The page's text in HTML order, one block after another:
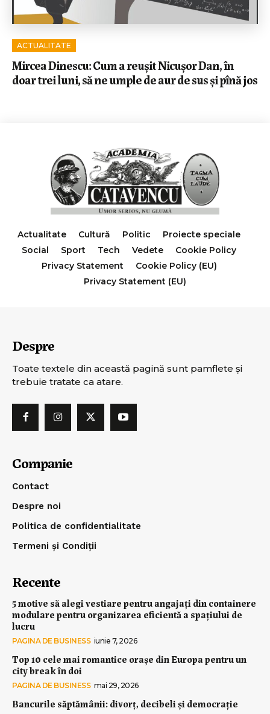
ACTUALITATE
Mircea Dinescu: Cum a reușit Nicușor Dan, în
doar trei luni, să ne umple de aur de sus și pînă jos
Actualitate Cultură Politic
Proiecte speciale
Social
Sport Tech Vedete
Cookie Policy
Privacy Statement
Cookie Policy (EU)
Privacy Statement (EU)
Despre
Toate textele din această pagină sunt pamflete şi
trebuie tratate ca atare.
Companie
Contact
Despre noi
Politica de confidentialitate
Termeni și Condiții
Recente
5 motive să alegi vestiare pentru angajați din containere
modulare pentru organizarea eficientă a spațiului de
lucru
PAGINA DE BUSINESS iunie 7, 2026
Top 10 cele mai romantice orașe din Europa pentru un
city break în doi
PAGINA DE BUSINESS mai 29, 2026
Bancurile săptămânii: divorț, decibeli și democrație